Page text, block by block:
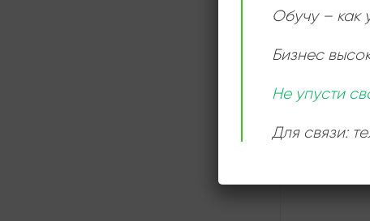
Обучу – как
Бизнес
Не упусти
Для связи: